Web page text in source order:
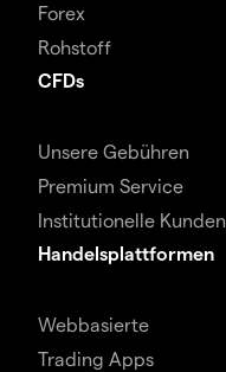
Forex
Rohstoff
CFDs
Unsere Gebühren
Premium Service
Institutionelle Kunden
Handelsplattformen
Webbasierte
Trading Apps